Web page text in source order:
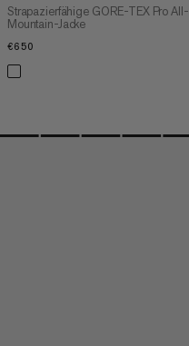
Strapazierfähige GORE-TEX Pro All-
Mountain-Jacke
€650